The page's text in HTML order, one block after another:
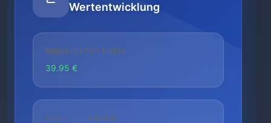
Wertentwicklung
NIEDRIGSTER PREIS
39.95 €
AKTUELLER PREIS